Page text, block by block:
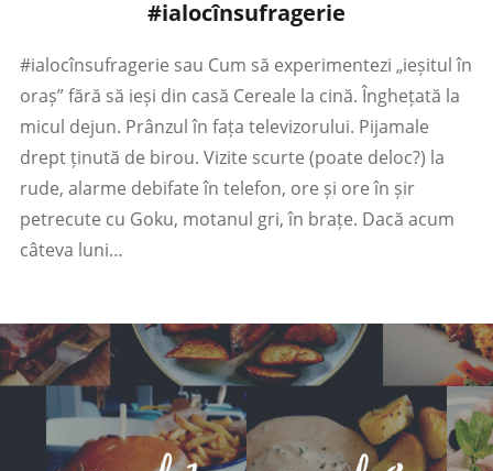
#ialocînsufragerie
#ialocînsufragerie sau Cum să experimentezi „ieșitul în
oraș” fără să ieși din casă Cereale la cină. Înghețată la
micul dejun. Prânzul în fața televizorului. Pijamale
drept ținută de birou. Vizite scurte (poate deloc?) la
rude, alarme debifate în telefon, ore și ore în șir
petrecute cu Goku, motanul gri, în brațe. Dacă acum
câteva luni…